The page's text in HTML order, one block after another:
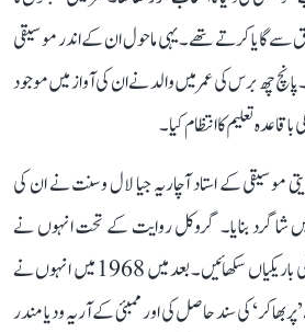
سے گایا کرتے تھے۔ یہی ماحول ان کے اندر موسیقی
چھ برس کی عمر میں والد نے ان کی آواز میں موجود
تعلیم کا انتظام کیا۔
موسیقی کے استاد آچاریہ جیا لال وسنت نے ان کی
شاگرد بنایا۔ گروکل روایت کے تحت انہوں نے
سریش واڈکر کو کلاسیکی موسیقی کی باریکیاں سکھائیں۔ بعد میں 1968 میں انہوں نے
کی سند حاصل کی اور ممبئی کے آریہ ودیا مندر